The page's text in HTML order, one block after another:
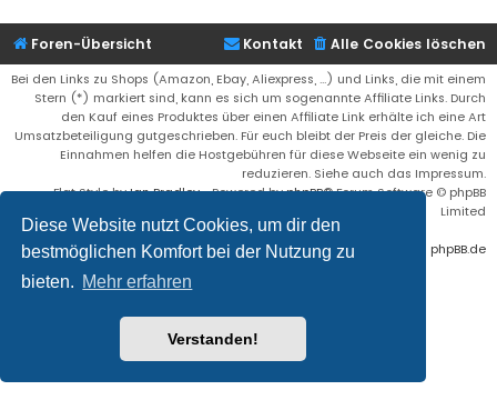
Diese Website nutzt Cookies, um dir den
bestmöglichen Komfort bei der Nutzung zu
bieten. Mehr erfahren
Verstanden!
Foren-Übersicht Alle Cookies löschen
Kontakt
Bei den Links zu Shops (Amazon, Ebay, Aliexpress, ...) und Links, die mit einem
Stern (*) markiert sind, kann es sich um sogenannte Affiliate Links. Durch
den Kauf eines Produktes über einen Affiliate Link erhälte ich eine Art
Umsatzbeteiligung gutgeschrieben. Für euch bleibt der Preis der gleiche. Die
Einnahmen helfen die Hostgebühren für diese Webseite ein wenig zu
reduzieren. Siehe auch das Impressum.
Flat Style byIan Bradley• Powered byphpBB® Forum Software © phpBB
Limited
Deutsche Übersetzung durch phpBB.de